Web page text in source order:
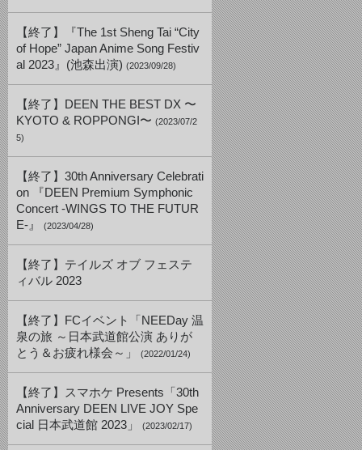
【終了】『The 1st Sheng Tai “City
of Hope” Japan Anime Song Festiv
al 2023』(池森出演) (2023/09/28)
【終了】DEEN THE BEST DX 〜
KYOTO & ROPPONGI〜 (2023/07/2
5)
【終了】30th Anniversary Celebrati
on 『DEEN Premium Symphonic
Concert -WINGS TO THE FUTUR
E-』
(2023/04/28)
【終了】テイルズ オブ フェステ
ィバル 2023
【終了】FCイベント「NEEDay 温
泉の旅 ～日本武道館公演 ありが
とう＆お疲れ様会～」
(2022/01/24)
【終了】スマホケ Presents「30th
Anniversary DEEN LIVE JOY Spe
cial 日本武道館 2023」
(2023/02/17)